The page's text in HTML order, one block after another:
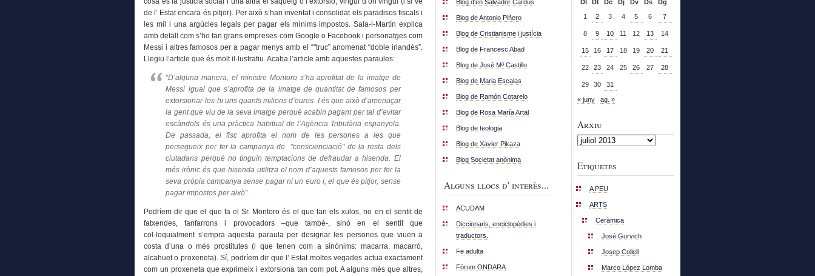
de l’ Estat encara és pitjor). Per això s’han inventat i consolidat els paradisos fiscals i
les mil i una argúcies legals per pagar els mínims impostos. Sala-i-Martín explica
amb detall com s’ho fan grans empreses com Google o Facebook i personatges com
Messi i altres famosos per a pagar menys amb el “"truc” anomenat “doble irlandès”.
Llegiu l’article que és molt il·lustratiu. Acaba l’article amb aquestes paraules:
“D’alguna manera, el ministre Montoro s’ha aprofitat de la imatge de
Messi igual que s’aprofita de la imatge de quantitat de famosos per
extorsionar-los-hi uns quants milions d’euros. I és que això d’amenaçar
la gent que viu de la seva imatge perquè acabin pagant per tal d’evitar
escàndols és una pràctica habitual de l’Agència Tributària espanyola.
De passada, el fisc aprofita el nom de les persones a les que
persegueix per fer la campanya de "conscienciació" de la resta dels
ciutadans perquè no tinguin temptacions de defraudar a hisenda. El
més irònic és que hisenda utilitza el nom d’aquests famosos per fer la
seva pròpia campanya sense pagar ni un euro i, el que és pitjor, sense
pagar impostos per això”.
Podríem dir que el que fa el Sr. Montoro és el que fan els xulos, no en el sentit de
fatxendes, fanfarrons i provocadors –que també-, sinó en el sentit que
col·loquialment s’empra aquesta paraula per designar les persones que viuen a
costa d’una o més prostitutes (i que tenen com a sinònims: macarra, macarró,
alcahuet o proxeneta). Sí, podríem dir que l’ Estat moltes vegades actua exactament
com un proxeneta que exprimeix i extorsiona tan com pot. A alguns més que altres,
Blog d'en Salvador Cardús
Blog de Antonio Piñero
Blog de Cristianisme i justícia
Blog de Francesc Abad
Blog de José Mª Castillo
Blog de Maria Escalas
Blog de Ramón Cotarelo
Blog de Rosa María Artal
Blog de teologia
Blog de Xavier Pikaza
Blog Societat anònima
Alguns llocs d' interès...
ACUDAM
Diccionaris, enciclopèdies i
traductors.
Fe adulta
Fòrum ONDARA
Dl
Dt Dc Dj Dv Ds
Dg
1
2 3 4 5 6 7
8 9 10 11 12 13 14
15 16 17 18 19 20 21
22 23 24 25 26 27 28
29 30 31
« juny ag. »
Arxiu
Arxiu
Etiquetes
A PEU
ARTS
Ceràmica
José Gurvich
Josep Collell
Marco López Lomba